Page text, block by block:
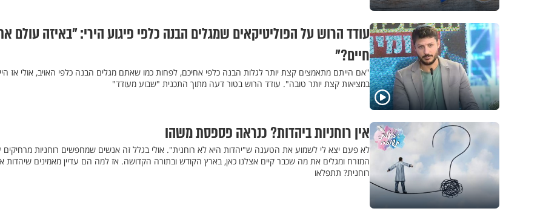
עודד הרוש על הפוליטיקאים שמגלים הבנה כלפי פיגוע הירי: "באיזה עולם
חיים?"
"אם הייתם מתאמצים קצת יותר לגלות הבנה כלפי אחיכם, לפחות כמו שאתם מגלים הבנה כלפי האויב, אולי אז
במציאות קצת יותר טובה". עודד הרוש בטור דעה מתוך התכנית "שבוע מעודד"
אין רוחניות ביהדות? כנראה פספסת משהו
לא פעם יצא לי לשמוע את הטענה ש"יהדות היא לא רוחנית". אולי בגלל זה אנשים שמחפשים רוחניות מרחיקים
המזרח ומגלים את מה שכבר קיים אצלנו כאן, בארץ הקודש ובתורה הקדושה. אז למה הם עדיין מאמינים שיהדות
רוחנית? תתפלאו